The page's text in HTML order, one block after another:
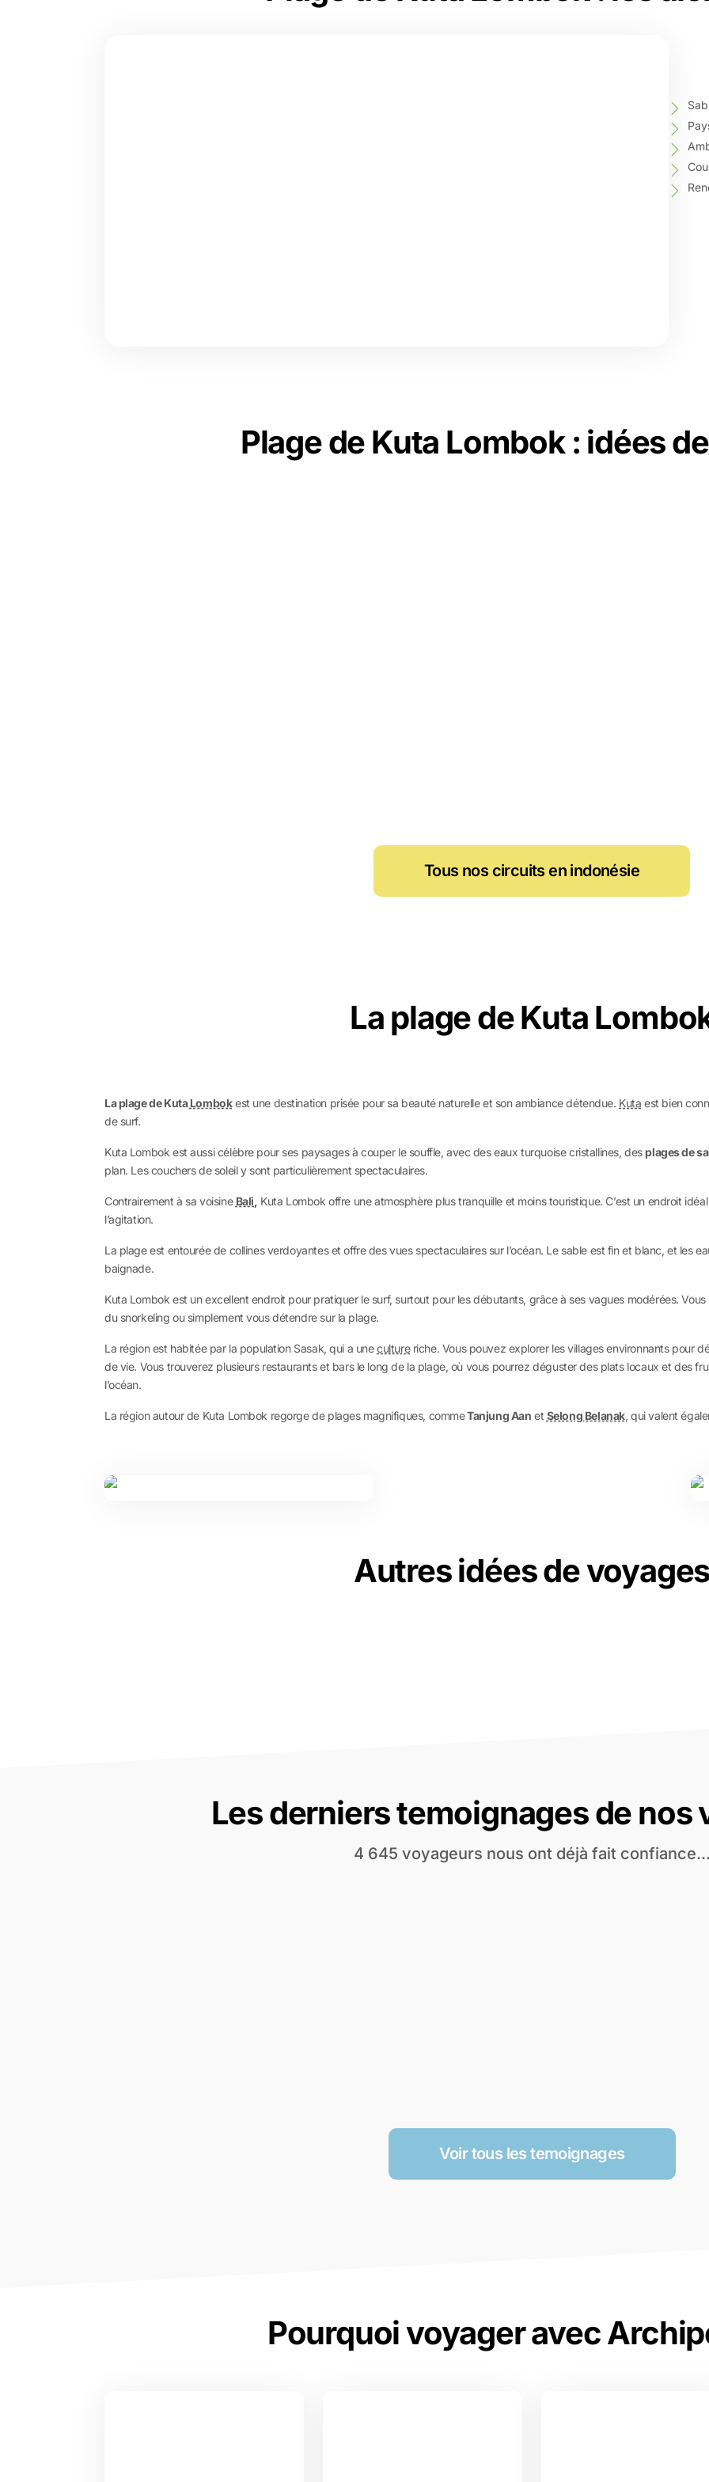
Plage de Kuta Lombok : idées
Tous nos circuits en indonésie
La plage de Kuta
La plage de KutaLombokest une destination prisée pour sa beauté naturelle et son ambiance détendue. Kuta est bien
de surf.
Kuta Lombok est aussi célèbre pour ses paysages à couper le souffle, avec des eaux turquoise cristallines, des plages de
plan. Les couchers de soleil y sont particulièrement spectaculaires.
Contrairement à sa voisine Bali, Kuta Lombok offre une atmosphère plus tranquille et moins touristique. C’est un endroit
l’agitation.
La plage est entourée de collines verdoyantes et offre des vues spectaculaires sur l’océan. Le sable est fin et blanc, et les
baignade.
Kuta Lombok est un excellent endroit pour pratiquer le surf, surtout pour les débutants, grâce à ses vagues modérées.
du snorkeling ou simplement vous détendre sur la plage.
La région est habitée par la population Sasak, qui a unecultureriche. Vous pouvez explorer les villages environnants pour
de vie. Vous trouverez plusieurs restaurants et bars le long de la plage, où vous pourrez déguster des plats locaux et des
l’océan.
La région autour de Kuta Lombok regorge de plages magnifiques, commeTanjung Aan et Selong Belanak, qui valent
Autres idées de
Les derniers temoignages de nos
4 645 voyageurs nous ont déjà fait
Voir tous les temoignages
Pourquoi voyager avec